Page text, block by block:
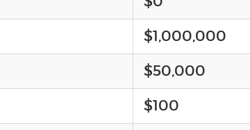
$1,000,000
$50,000
$100